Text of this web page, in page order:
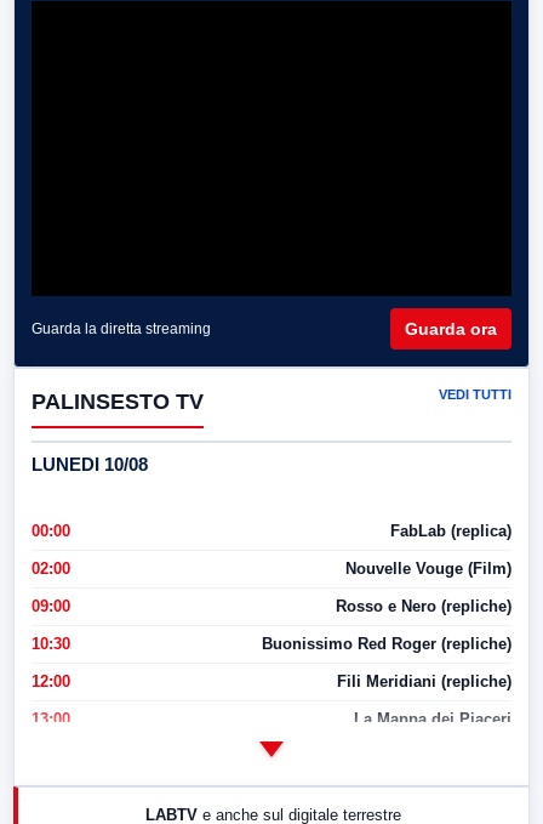
Guarda la diretta streaming Guarda ora
PALINSESTO TV VEDI TUTTI
LUNEDI 10/08
00:00 FabLab (replica)
02:00 Nouvelle Vouge (Film)
09:00 Rosso e Nero (repliche)
10:30 Buonissimo Red Roger (repliche)
12:00 Fili Meridiani (repliche)
13:00 La Mappa dei Piaceri
17:00 LabNews (replica)
LABTV e anche sul digitale terrestre